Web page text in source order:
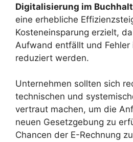
Digitalisierung im
eine erhebliche
Kosteneinsparung erzielt,
Aufwand entfällt und Fehler
reduziert werden.
Unternehmen sollten sich
technischen und
vertraut machen, um die
neuen Gesetzgebung zu
Chancen der E-Rechnung